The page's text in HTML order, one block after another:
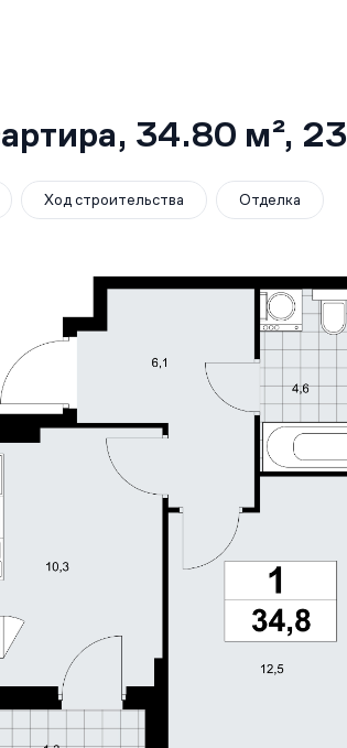
34.80 м², 23
Ход строительства Отделка